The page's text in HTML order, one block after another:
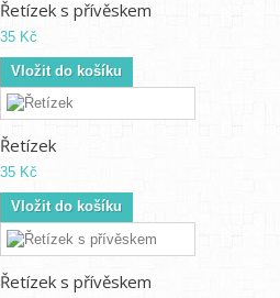
Řetízek s přívěskem
35 Kč
Vložit do košíku
Řetízek
35 Kč
Vložit do košíku
Řetízek s přívěskem